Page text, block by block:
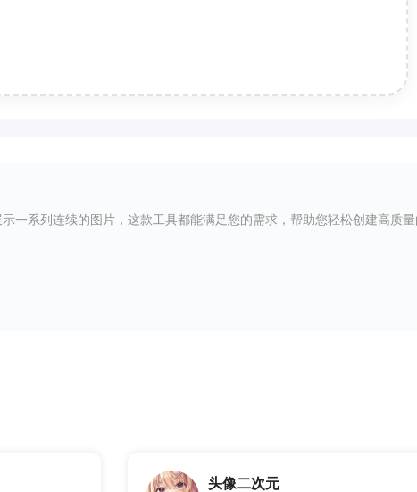
一系列连续的图片，这款工具都能满足您的需求，帮助您轻松创建高质
头像二次元